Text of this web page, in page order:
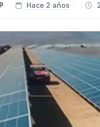
Hace 2 años ·